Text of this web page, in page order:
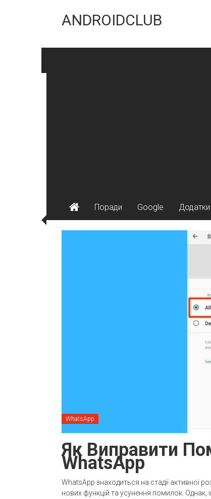
contentANDROIDCLUB
Поради Google Додатки
WhatsApp
Як Виправити
WhatsApp
WhatsApp знаходиться на стадії активної
нових функцій та усунення помилок. Однак,